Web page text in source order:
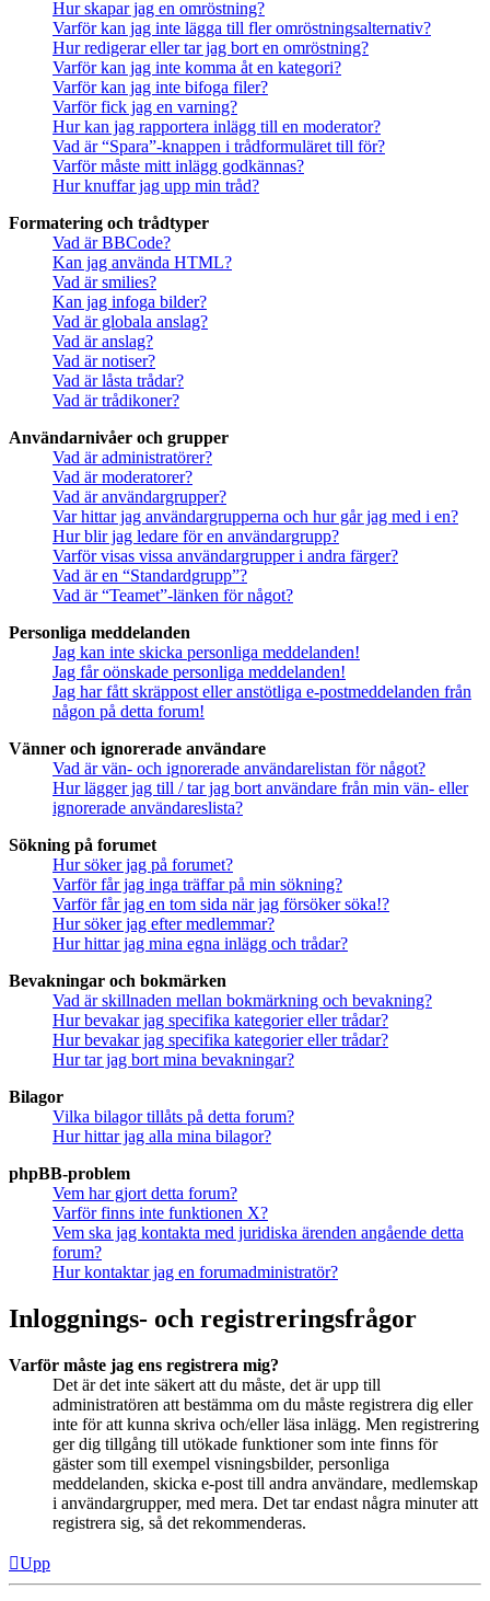
Hur skapar jag en omröstning?
Varför kan jag inte lägga till fler omröstningsalternativ?
Hur redigerar eller tar jag bort en omröstning?
Varför kan jag inte komma åt en kategori?
Varför kan jag inte bifoga filer?
Varför fick jag en varning?
Hur kan jag rapportera inlägg till en moderator?
Vad är “Spara”-knappen i trådformuläret till för?
Varför måste mitt inlägg godkännas?
Hur knuffar jag upp min tråd?
Formatering och trådtyper
Vad är BBCode?
Kan jag använda HTML?
Vad är smilies?
Kan jag infoga bilder?
Vad är globala anslag?
Vad är anslag?
Vad är notiser?
Vad är låsta trådar?
Vad är trådikoner?
Användarnivåer och grupper
Vad är administratörer?
Vad är moderatorer?
Vad är användargrupper?
Var hittar jag användargrupperna och hur går jag med i en?
Hur blir jag ledare för en användargrupp?
Varför visas vissa användargrupper i andra färger?
Vad är en “Standardgrupp”?
Vad är “Teamet”-länken för något?
Personliga meddelanden
Jag kan inte skicka personliga meddelanden!
Jag får oönskade personliga meddelanden!
Jag har fått skräppost eller anstötliga e-postmeddelanden från
någon på detta forum!
Vänner och ignorerade användare
Vad är vän- och ignorerade användarelistan för något?
Hur lägger jag till / tar jag bort användare från min vän- eller
ignorerade användareslista?
Sökning på forumet
Hur söker jag på forumet?
Varför får jag inga träffar på min sökning?
Varför får jag en tom sida när jag försöker söka!?
Hur söker jag efter medlemmar?
Hur hittar jag mina egna inlägg och trådar?
Bevakningar och bokmärken
Vad är skillnaden mellan bokmärkning och bevakning?
Hur bevakar jag specifika kategorier eller trådar?
Hur bevakar jag specifika kategorier eller trådar?
Hur tar jag bort mina bevakningar?
Bilagor
Vilka bilagor tillåts på detta forum?
Hur hittar jag alla mina bilagor?
phpBB-problem
Vem har gjort detta forum?
Varför finns inte funktionen X?
Vem ska jag kontakta med juridiska ärenden angående detta
forum?
Hur kontaktar jag en forumadministratör?
Inloggnings- och registreringsfrågor
Varför måste jag ens registrera mig?
Det är det inte säkert att du måste, det är upp till
administratören att bestämma om du måste registrera dig eller
inte för att kunna skriva och/eller läsa inlägg. Men registrering
ger dig tillgång till utökade funktioner som inte finns för
gäster som till exempel visningsbilder, personliga
meddelanden, skicka e-post till andra användare, medlemskap
i användargrupper, med mera. Det tar endast några minuter att
registrera sig, så det rekommenderas.
Upp